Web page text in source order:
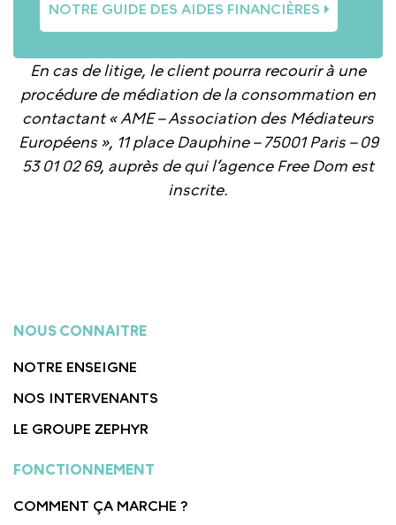
NOTRE GUIDE DES AIDES FINANCIÈRES
En cas de litige, le client pourra recourir à une
procédure de médiation de la consommation en
contactant « AME – Association des Médiateurs
Européens », 11 place Dauphine – 75001 Paris – 09
53 01 02 69, auprès de qui l’agence Free Dom est
inscrite.
NOUS CONNAITRE
NOTRE ENSEIGNE
NOS INTERVENANTS
LE GROUPE ZEPHYR
FONCTIONNEMENT
COMMENT ÇA MARCHE ?